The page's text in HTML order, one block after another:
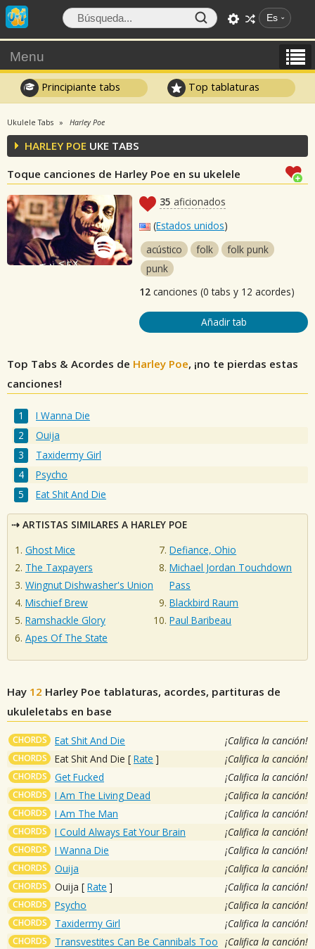
Es
Menu
Principiante tabs Top tablaturas
Ukulele Tabs Harley Poe
HARLEY POE UKE TABS
Toque canciones de Harley Poe en su ukelele
35 aficionados
(Estados unidos)
acústico
folk
folk punk
punk
12 canciones (0 tabs y 12 acordes)
Añadir tab
Top Tabs & Acordes de Harley Poe, ¡no te pierdas estas
canciones!
I Wanna Die
Ouija
Taxidermy Girl
Psycho
Eat Shit And Die
ARTISTAS SIMILARES A HARLEY POE
Ghost Mice
The Taxpayers
Wingnut Dishwasher's Union
Mischief Brew
Ramshackle Glory
Apes Of The State
Defiance, Ohio
Michael Jordan Touchdown
Pass
Blackbird Raum
Paul Baribeau
Hay 12 Harley Poe tablaturas, acordes, partituras de
ukuleletabs en base
CHORDS Eat Shit And Die ¡Califica la canción!
CHORDS Eat Shit And Die [ Rate ] ¡Califica la canción!
CHORDS Get Fucked ¡Califica la canción!
CHORDS I Am The Living Dead ¡Califica la canción!
CHORDS I Am The Man ¡Califica la canción!
CHORDS I Could Always Eat Your Brain ¡Califica la canción!
CHORDS I Wanna Die ¡Califica la canción!
CHORDS Ouija ¡Califica la canción!
CHORDS Ouija [ Rate ] ¡Califica la canción!
CHORDS Psycho ¡Califica la canción!
CHORDS Taxidermy Girl ¡Califica la canción!
CHORDS Transvestites Can Be Cannibals Too ¡Califica la canción!